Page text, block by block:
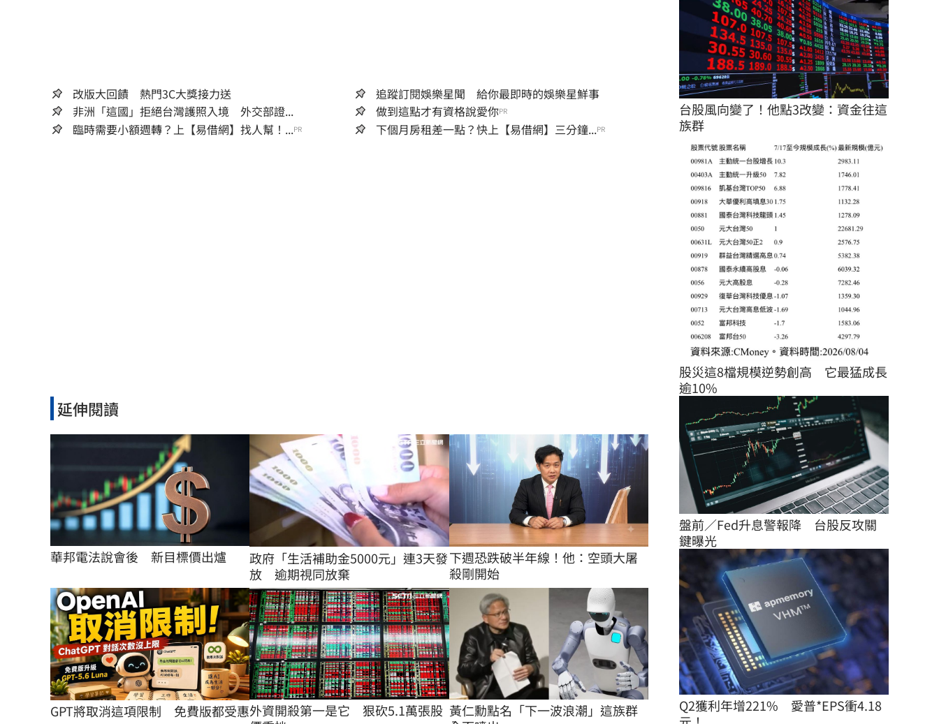
改版大回饋 熱門3C大獎接力送
追蹤訂閱娛樂星聞 給你最即時的娛樂星鮮事
非洲「這國」拒絕台灣護照入境 外交部證...
做到這點才有資格說愛你PR
臨時需要小額週轉？上【易借網】找人幫！...PR 下個月房租差一點？快上【易借網】三分鐘...PR
延伸閱讀
華邦電法說會後　新目標價出爐
政府「生活補助金5000元」連3天發
放 逾期視同放棄
下週恐跌破半年線！他：空頭大屠
殺剛開始
GPT將取消這項限制　免費版都受惠外資開殺第一是它　狠砍5.1萬張股 黃仁勳點名「下一波浪潮」這族群
台股風向變了！他點3改變：資金往這
族群
股災這8檔規模逆勢創高　它最猛成長
逾10%
盤前／Fed升息警報降　台股反攻關
鍵曝光
Q2獲利年增221%　愛普*EPS衝4.18